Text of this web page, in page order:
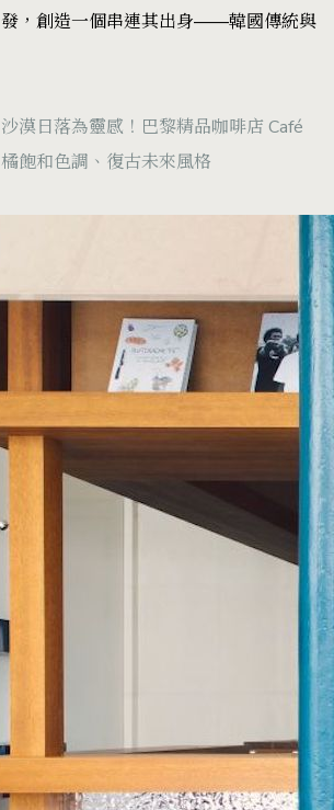
發，創造一個串連其出身——韓國傳統與
漠日落為靈感！巴黎精品咖啡店 Café
飽和色調、復古未來風格